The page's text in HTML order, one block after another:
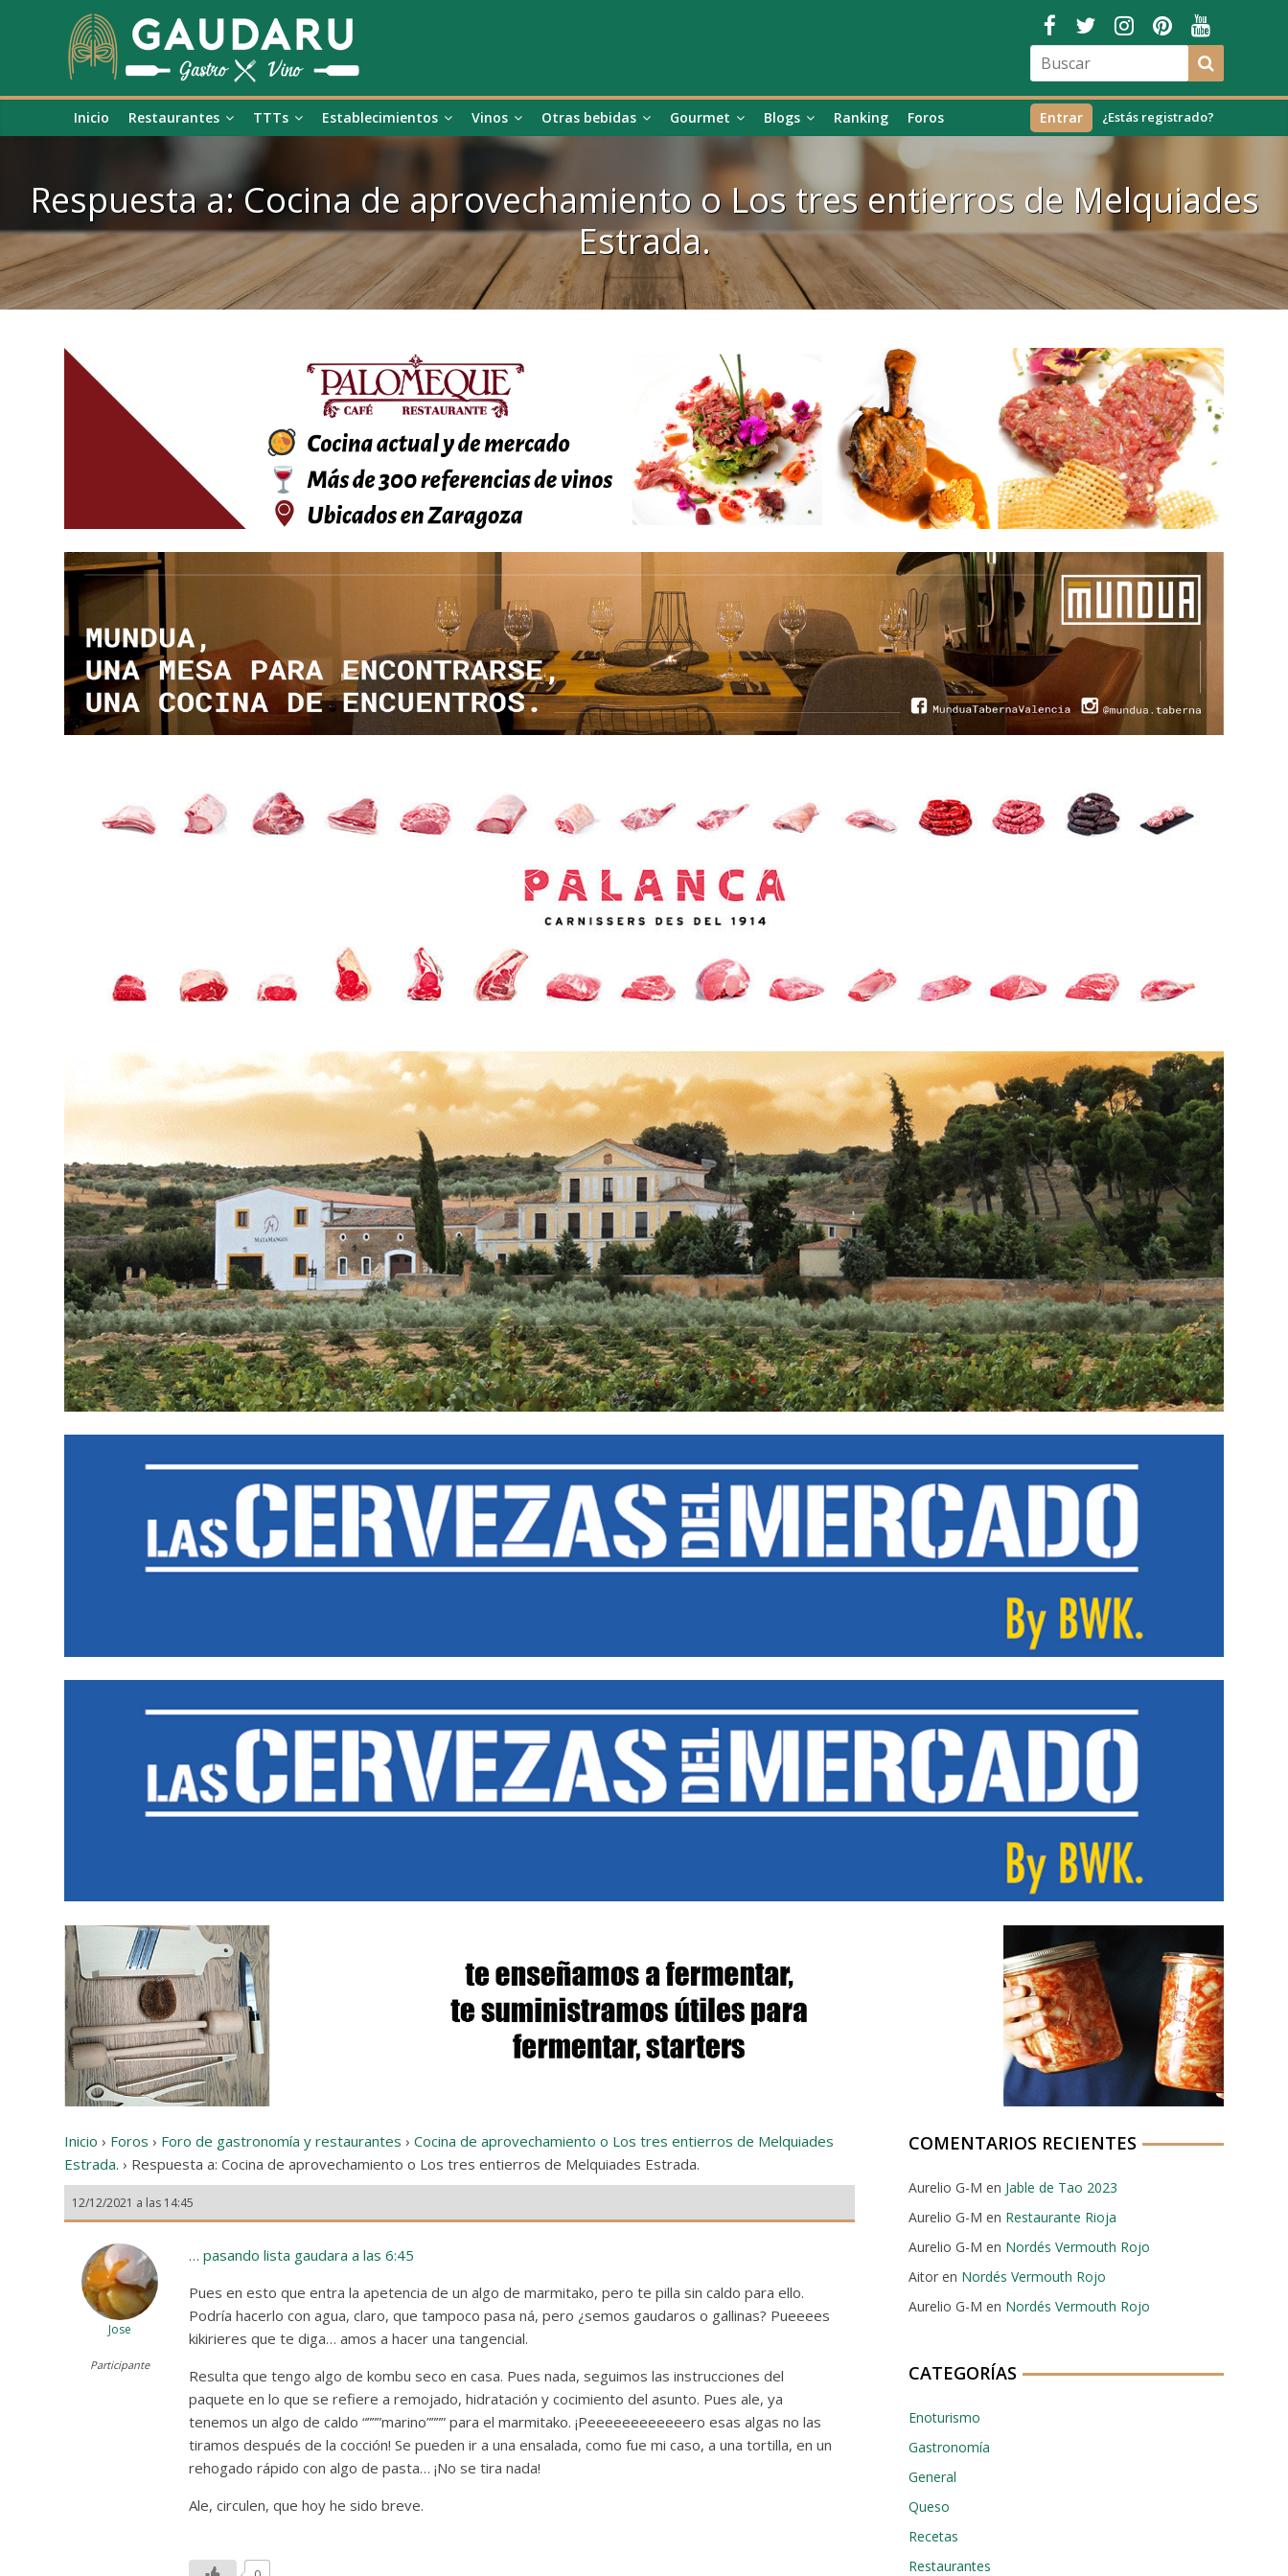
Inicio Restaurantes TTTs Establecimientos Vinos Otras bebidas Gourmet Blogs Ranking Foros ¿Estás registrado?
Entrar
Respuesta a: Cocina de aprovechamiento o Los tres entierros de Melquiades
Estrada.
Inicio › Foros › Foro de gastronomía y restaurantes › Cocina de aprovechamiento o Los tres entierros de Melquiades
Estrada. › Respuesta a: Cocina de aprovechamiento o Los tres entierros de Melquiades Estrada.
12/12/2021 a las 14:45
Jose
Participante
… pasando lista gaudara a las 6:45
Pues en esto que entra la apetencia de un algo de marmitako, pero te pilla sin caldo para ello.
Podría hacerlo con agua, claro, que tampoco pasa ná, pero ¿semos gaudaros o gallinas? Pueeees
kikirieres que te diga… amos a hacer una tangencial.
Resulta que tengo algo de kombu seco en casa. Pues nada, seguimos las instrucciones del
paquete en lo que se refiere a remojado, hidratación y cocimiento del asunto. Pues ale, ya
tenemos un algo de caldo “”””marino”””” para el marmitako. ¡Peeeeeeeeeeeero esas algas no las
tiramos después de la cocción! Se pueden ir a una ensalada, como fue mi caso, a una tortilla, en un
rehogado rápido con algo de pasta… ¡No se tira nada!
Ale, circulen, que hoy he sido breve.
COMENTARIOS RECIENTES
Aurelio G-M en Jable de Tao 2023
Aurelio G-M en Restaurante Rioja
Aurelio G-M en Nordés Vermouth Rojo
Aitoren Nordés Vermouth Rojo
Aurelio G-M en Nordés Vermouth Rojo
CATEGORÍAS
Enoturismo
Gastronomía
General
Queso
Recetas
Restaurantes